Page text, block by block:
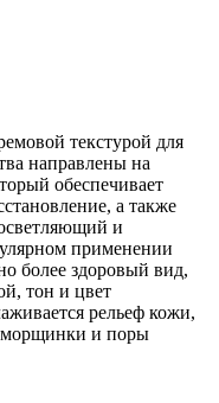
текстурой для
направлены на
обеспечивает
а также
и
применении
более здоровый вид,
тон и цвет
рельеф кожи,
морщинки и поры